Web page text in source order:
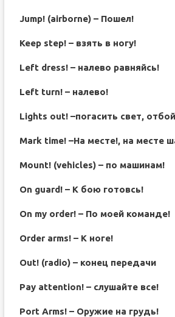
Jump! (airborne) – Пошел!
Keep step! – взять в ногу!
Left dress! – налево равняйсь!
Left turn! – налево!
Lights out! –погасить свет, отбой
Mark time! –На месте!, на месте
Mount! (vehicles) – по машинам!
On guard! – К бою готовсь!
On my order! – По моей команде!
Order arms! – К ноге!
Out! (radio) – конец передачи
Pay attention! – слушайте все!
Port Arms! – Оружие на грудь!